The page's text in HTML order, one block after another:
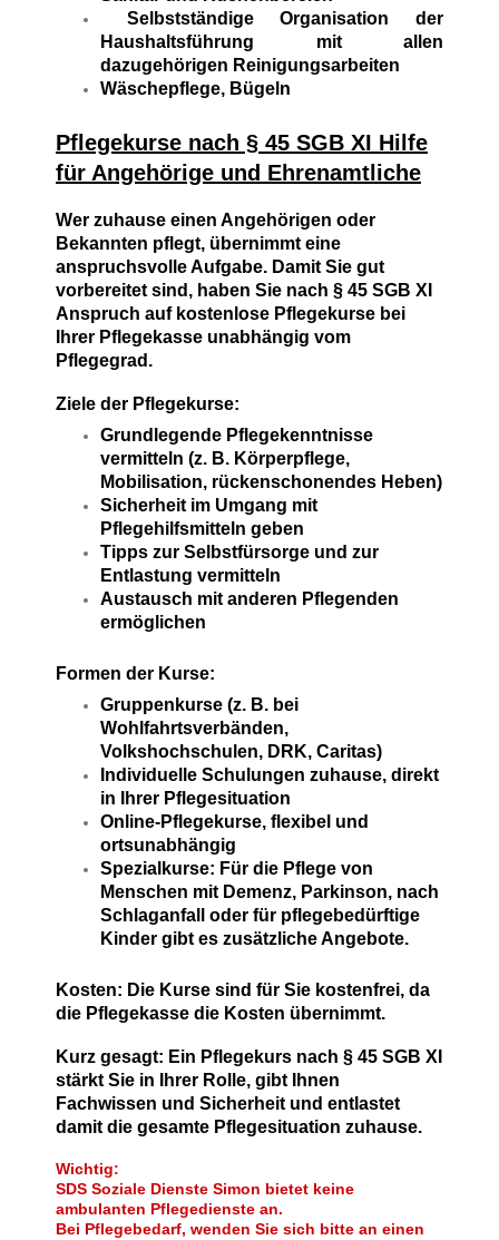
Selbstständige Organisation der
Haushaltsführung mit allen
dazugehörigen Reinigungsarbeiten
Wäschepflege, Bügeln
Pflegekurse nach § 45 SGB XI Hilfe
für Angehörige und Ehrenamtliche
Wer zuhause einen Angehörigen oder
Bekannten pflegt, übernimmt eine
anspruchsvolle Aufgabe. Damit Sie gut
vorbereitet sind, haben Sie nach § 45 SGB XI
Anspruch auf kostenlose Pflegekurse bei
Ihrer Pflegekasse unabhängig vom
Pflegegrad.
Ziele der Pflegekurse:
Grundlegende Pflegekenntnisse
vermitteln (z. B. Körperpflege,
Mobilisation, rückenschonendes Heben)
Sicherheit im Umgang mit
Pflegehilfsmitteln geben
Tipps zur Selbstfürsorge und zur
Entlastung vermitteln
Austausch mit anderen Pflegenden
ermöglichen
Formen der Kurse:
Gruppenkurse (z. B. bei
Wohlfahrtsverbänden,
Volkshochschulen, DRK, Caritas)
Individuelle Schulungen zuhause, direkt
in Ihrer Pflegesituation
Online-Pflegekurse, flexibel und
ortsunabhängig
Spezialkurse: Für die Pflege von
Menschen mit Demenz, Parkinson, nach
Schlaganfall oder für pflegebedürftige
Kinder gibt es zusätzliche Angebote.
Kosten: Die Kurse sind für Sie kostenfrei, da
die Pflegekasse die Kosten übernimmt.
Kurz gesagt: Ein Pflegekurs nach § 45 SGB XI
stärkt Sie in Ihrer Rolle, gibt Ihnen
Fachwissen und Sicherheit und entlastet
damit die gesamte Pflegesituation zuhause.
Wichtig:
SDS Soziale Dienste Simon bietet keine
ambulanten Pflegedienste an.
Bei Pflegebedarf, wenden Sie sich bitte an einen